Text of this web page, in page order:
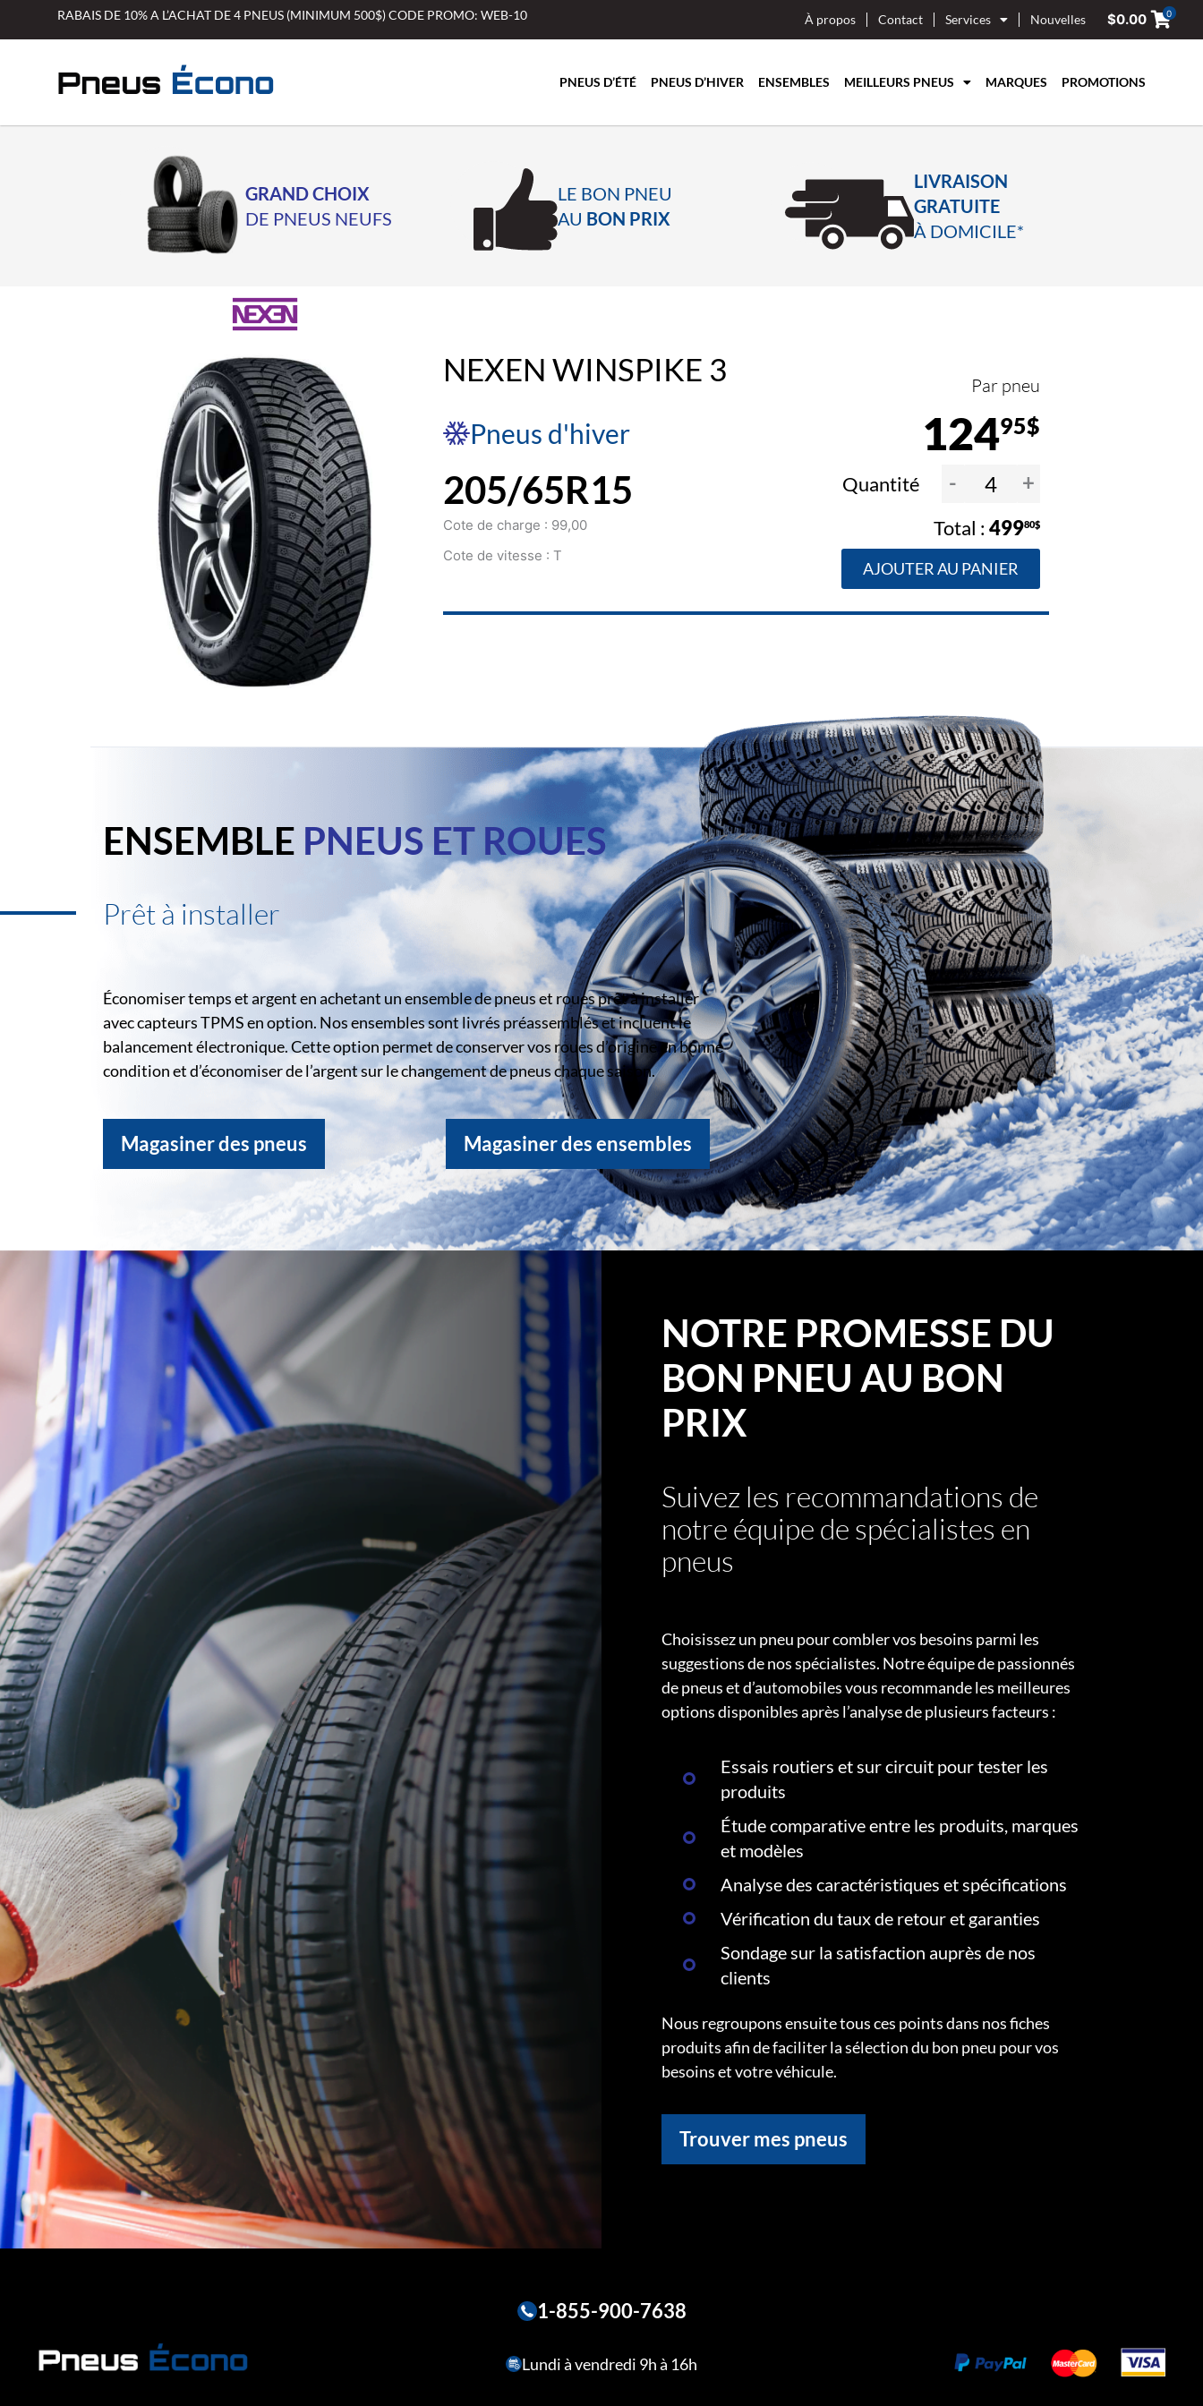
RABAIS DE 10% A L’ACHAT DE 4 PNEUS (MINIMUM 500$) CODE PROMO: WEB-10 À propos Contact Services Nouvelles $0.00 0
PNEUS D’ÉTÉ PNEUS D’HIVER ENSEMBLES MEILLEURS PNEUS MARQUES PROMOTIONS
GRAND CHOIX
DE PNEUS NEUFS
LE BON PNEU
AU BON PRIX
LIVRAISON
GRATUITE
À DOMICILE*
NEXEN WINSPIKE 3
Pneus d'hiver
Par pneu
12495$
205/65R15
Cote de charge : 99,00
Cote de vitesse : T
Quantité - +
49980$
AJOUTER AU PANIER
ENSEMBLE PNEUS ET ROUES
Prêt à installer
Économiser temps et argent en achetant un ensemble de pneus et roues prêt à installer
avec capteurs TPMS en option. Nos ensembles sont livrés préassemblés et incluent le
balancement électronique. Cette option permet de conserver vos roues d’origine en bonne
condition et d’économiser de l’argent sur le changement de pneus chaque saison.
Magasiner des pneus Magasiner des ensembles
NOTRE PROMESSE DU
BON PNEU AU BON
PRIX
Suivez les recommandations de
notre équipe de spécialistes en
pneus
Choisissez un pneu pour combler vos besoins parmi les
suggestions de nos spécialistes. Notre équipe de passionnés
de pneus et d’automobiles vous recommande les meilleures
options disponibles après l’analyse de plusieurs facteurs :
Essais routiers et sur circuit pour tester les
produits
Étude comparative entre les produits, marques
et modèles
Analyse des caractéristiques et spécifications
Vérification du taux de retour et garanties
Sondage sur la satisfaction auprès de nos
clients
Nous regroupons ensuite tous ces points dans nos fiches
produits afin de faciliter la sélection du bon pneu pour vos
besoins et votre véhicule.
Trouver mes pneus
1-855-900-7638
Lundi à vendredi 9h à 16h